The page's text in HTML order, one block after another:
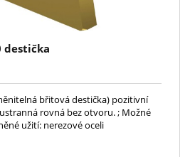
destička
břitová destička) pozitivní
rovná bez otvoru. ; Možné
užití: nerezové oceli